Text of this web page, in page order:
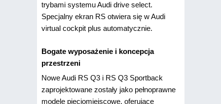
trybami systemu Audi drive select.
Specjalny ekran RS otwiera się w Audi
virtual cockpit plus automatycznie.
Bogate wyposażenie i koncepcja
przestrzeni
Nowe Audi RS Q3 i RS Q3 Sportback
zaprojektowane zostały jako pełnoprawne
modele pięciomiejscowe, oferujące